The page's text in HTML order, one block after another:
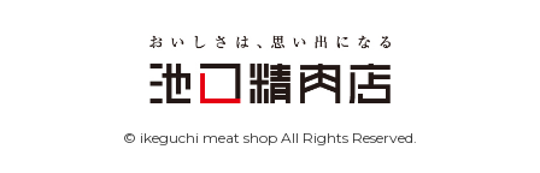
© ikeguchi meat shop All Rights Reserved.